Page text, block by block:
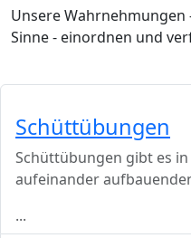
Unsere
Sinne - einordnen und
Schüttübungen
Schüttübungen gibt es
aufeinander
...